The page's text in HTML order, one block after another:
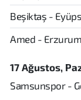
Beşiktaş -
Amed -
17 Ağustos,
Samsunspor -